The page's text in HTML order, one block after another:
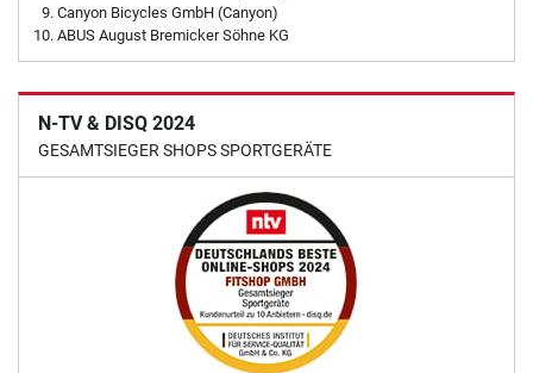
Canyon Bicycles GmbH (Canyon)
ABUS August Bremicker Söhne KG
N-TV & DISQ 2024
GESAMTSIEGER SHOPS SPORTGERÄTE